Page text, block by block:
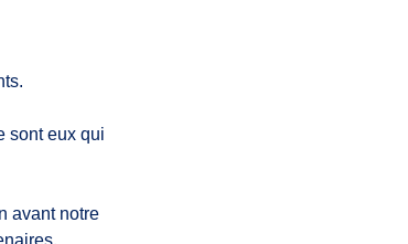
sont eux qui
avant notre